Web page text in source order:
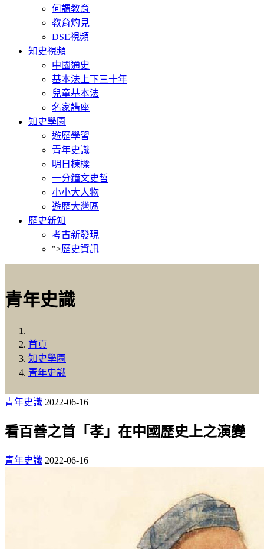
何謂教育
教育灼見
DSE視頻
知史視頻
中國通史
基本法上下三十年
兒童基本法
名家講座
知史學園
遊歷學習
青年史識
明日棟樑
一分鐘文史哲
小小大人物
遊歷大灣區
歷史新知
考古新發現
">歷史資訊
青年史識
首頁
知史學園
青年史識
青年史識 2022-06-16
看百善之首「孝」在中國歷史上之演變
青年史識 2022-06-16